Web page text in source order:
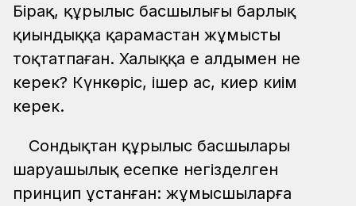
Бірақ, құрылыс басшылығы барлық
қиындыққа қарамастан жұмысты
тоқтатпаған. Халыққа ең алдымен не
керек? Күнкөріс, ішер ас, киер киім
керек.
Сондықтан құрылыс басшылары
шаруашылық есепке негізделген
принцип ұстанған: жұмысшыларға